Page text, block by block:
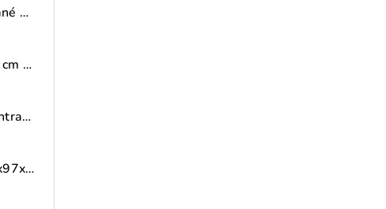
vidaXL Párty stan a 4 sieťkované bočné steny antracitový 2,5x2,5m HDPE
vidaXL Vozík na čaj 54x87x90 cm masívna akácia
vidaXL Altánok 3x3x2,65 m antracitový 180 g/m²
vidaXL Záhradná kôlňa 180,5x97x209,5cm pozinkovaná oceľ drevený vzhľad